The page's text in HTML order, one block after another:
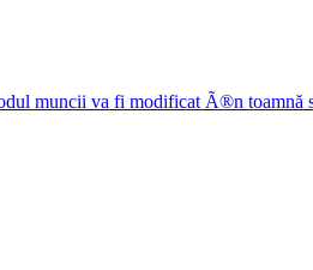
muncii va fi modificat Ã®n toamnă